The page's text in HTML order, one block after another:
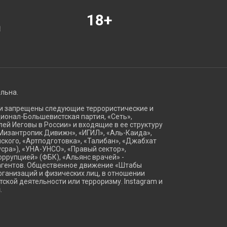
18+
запрещены следующие террористические и
Большевистская партия, «Сеть»,
Иеговы в России» и входящие в ее структуру
Дивижн», «ИГИЛ», «Аль-Каида»,
«Артподготовка», «Талибан», «Джабхат
«УНА-УНСО», «Правый сектор»,
(ФБК), «Альянс врачей» -
Общественное движение «Штабы
и физических лиц, в отношении
деятельности или терроризму. Instagram и